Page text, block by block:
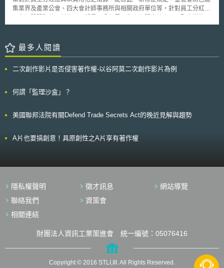
以「建構環保型產業」為題，自法律觀點說明，日本政府如何透過修訂法規
之方式，逐步落實 3R 理念及其他永續發展措施；除此之外，日本 JST 、東
， 並為未來科技發展指出綠色環保的新契機。
集業界及產業公會、四大會計師事務所與相關政府單位等，針對員工分紅費
金管會及有關單位研討後決定， 在會計處理方面，企業應於期中報表依章
額有重大變動時，該變動應調整當年度（原認列員工紅利之年度）之費用。
至於次年度股東會決議若有變動，則依會計估計變動處理，列為次年度損
以股東會開會前一日之公平市價（考慮除權及除息之影響）計算股票紅利股
查核簽證之財務報告淨值計算股票紅利股數。企業發行員工認股權憑證及買
向以股票分紅作為獎勵員工的科技產業，可能造成不小的衝擊，因此，金管
正「發行人募集與發行有價證券處理準則」與「上市上櫃公司買回本公司股
最多人閱讀
二次創作影片是否侵害著作權-以谷阿莫二次創作影片為例
何謂「監理沙盒」？
美國聯邦法院有關Defend Trade Secrets Act的晚近見解與趨勢
A片也要搞創意！具原創性之A片享有著作權
隱私權聲明 徵才訊息
網站導覽
聯絡我們
資策會
相關連結
財團法人資訊工業策進會 統一編號：05076416
Copyright © 2016 STLI,III. All Rights Reserved.